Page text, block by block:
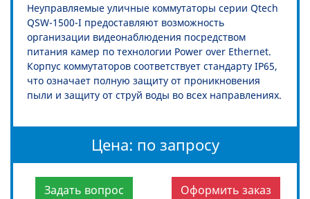
Неуправляемые уличные коммутаторы серии Qtech
QSW-1500-I предоставляют возможность
организации видеонаблюдения посредством
питания камер по технологии Power over Ethernet.
Корпус коммутаторов соответствует стандарту IP65,
что означает полную защиту от проникновения
пыли и защиту от струй воды во всех направлениях.
Цена: по запросу
Задать вопрос Оформить заказ